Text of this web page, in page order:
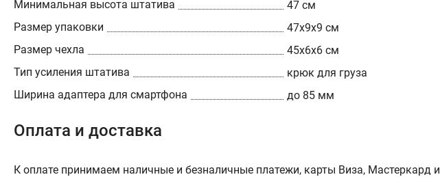
Минимальная высота штатива
47 см
Размер упаковки
47х9х9 см
Размер чехла
45х6х6 см
Тип усиления штатива
крюк для груза
Ширина адаптера для смартфона
до 85 мм
Оплата и доставка
К оплате принимаем наличные и безналичные платежи, карты Виза, Мастеркард